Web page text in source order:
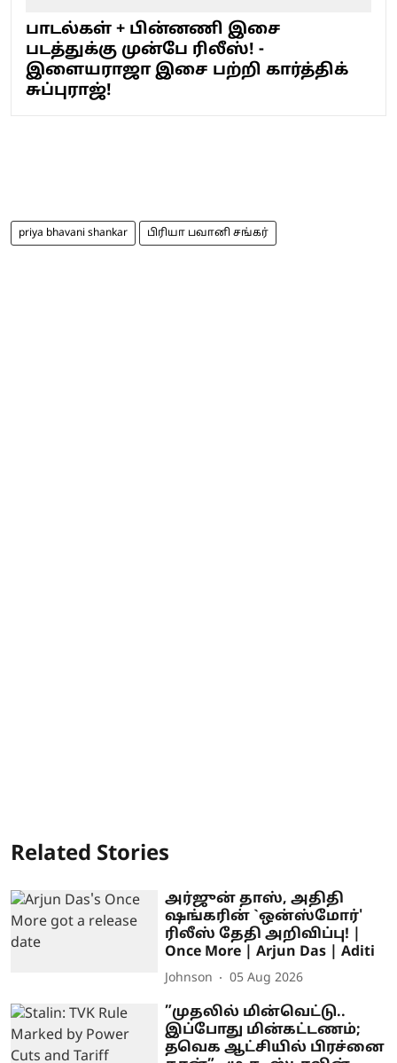
பாடல்கள் + பின்னணி இசை
படத்துக்கு முன்பே ரிலீஸ்! -
இளையராஜா இசை பற்றி கார்த்திக்
சுப்புராஜ்!
priya bhavani shankar பிரியா பவானி சங்கர்
Related Stories
அர்ஜுன் தாஸ், அதிதி
ஷங்கரின் `ஒன்ஸ்மோர்'
ரிலீஸ் தேதி அறிவிப்பு! |
Once More | Arjun Das | Aditi
Johnson 05 Aug 2026
”முதலில் மின்வெட்டு..
இப்போது மின்கட்டணம்;
தவெக ஆட்சியில் பிரச்னை